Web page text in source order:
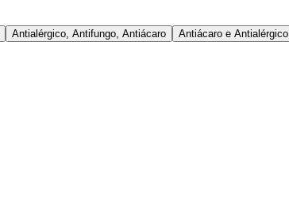
Antialérgico, Antifungo, Antiácaro Antiácaro e Antialérgico